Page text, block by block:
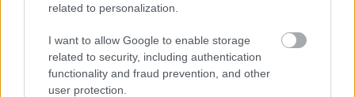
related to personalization.
I want to allow Google to enable storage
related to security, including authentication
functionality and fraud prevention, and other
user protection.
εμφράγματος που πολλοί νομίζουν ότι
είναι ακίνδυνο – Το εμφανίζουν
κυρίως οι γυναίκες